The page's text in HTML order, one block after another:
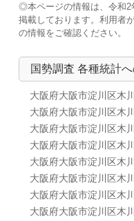
◎本ページの情報は、令和2
掲載しております。利用者
の情報をご確認ください。
国勢調査 各種統計
大阪府大阪市淀川区木
大阪府大阪市淀川区木
大阪府大阪市淀川区木
大阪府大阪市淀川区木
大阪府大阪市淀川区木
大阪府大阪市淀川区木
大阪府大阪市淀川区木
大阪府大阪市淀川区木